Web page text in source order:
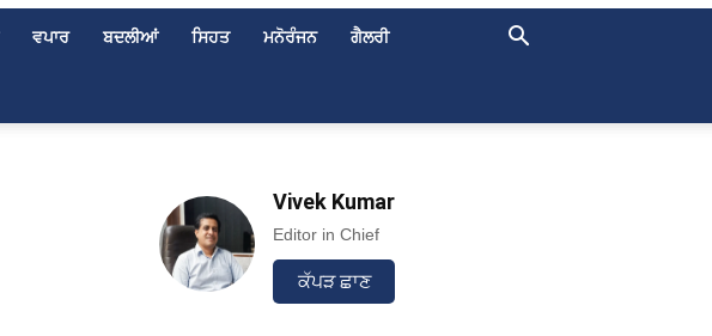
ਵਪਾਰ ਬਦਲੀਆਂ ਸਿਹਤ ਮਨੋਰੰਜਨ ਗੈਲਰੀ
Vivek Kumar
Editor in Chief
ਕੱਪੜ ਛਾਣ